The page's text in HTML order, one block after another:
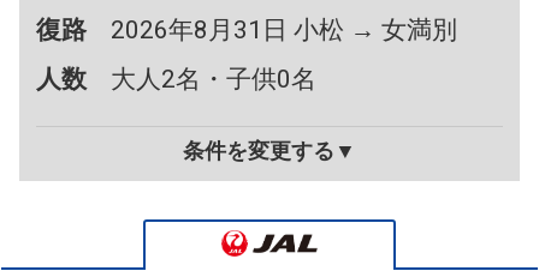
復路
2026年8月31日 小松 → 女満別
人数
大人2名・子供0名
条件を変更する▼